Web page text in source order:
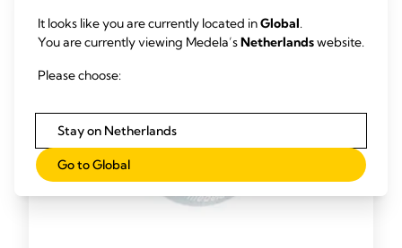
It looks like you are currently located inGlobal.
You are currently viewing Medela’sNetherlandswebsite.
Please choose:
Stay on Netherlands
Go to Global